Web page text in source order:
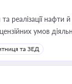
реалізації нафти
умов
та ЗЕД